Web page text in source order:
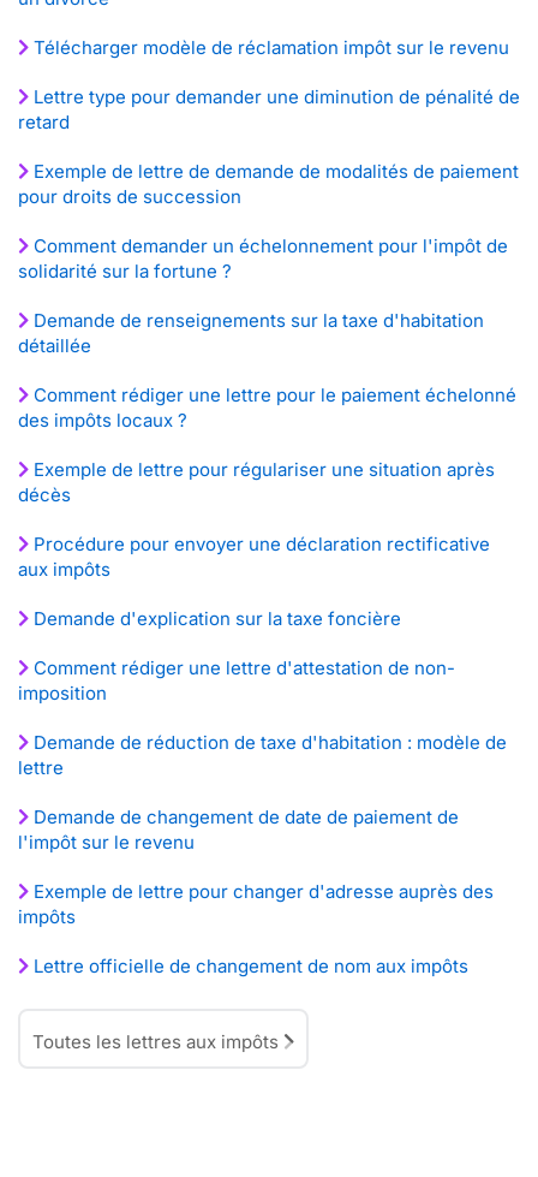
Télécharger modèle de réclamation impôt sur le revenu
Lettre type pour demander une diminution de pénalité de
retard
Exemple de lettre de demande de modalités de paiement
pour droits de succession
Comment demander un échelonnement pour l'impôt de
solidarité sur la fortune ?
Demande de renseignements sur la taxe d'habitation
détaillée
Comment rédiger une lettre pour le paiement échelonné
des impôts locaux ?
Exemple de lettre pour régulariser une situation après
décès
Procédure pour envoyer une déclaration rectificative
aux impôts
Demande d'explication sur la taxe foncière
Comment rédiger une lettre d'attestation de non-
imposition
Demande de réduction de taxe d'habitation : modèle de
lettre
Demande de changement de date de paiement de
l'impôt sur le revenu
Exemple de lettre pour changer d'adresse auprès des
impôts
Lettre officielle de changement de nom aux impôts
Toutes les lettres aux impôts